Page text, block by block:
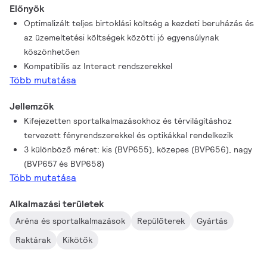
például logisztikai csomópontok, kültéri parkolók és
raktározási területek megvilágítására optimalizáltuk. Az
innovatív kialakítási megközelítés lehetővé teszi a különböző
csatlakoztatási opciók elérhetőségét, mint például a
fényárvilágításba teljesen integrált SR aljzat és a tartóelemen
lévő több érzékelő meglétét. A termékcsalád kompatibilis az
Előnyök
Optimalizált teljes birtoklási költség a kezdeti beruházás és
az üzemeltetési költségek közötti jó egyensúlynak
köszönhetően
Kompatibilis az Interact rendszerekkel
Több mutatása
Jellemzők
Kifejezetten sportalkalmazásokhoz és térvilágításhoz
tervezett fényrendszerekkel és optikákkal rendelkezik
3 különböző méret: kis (BVP655), közepes (BVP656), nagy
(BVP657 és BVP658)
Több mutatása
Alkalmazási területek
Aréna és sportalkalmazások Repülőterek
Gyártás
Raktárak
Kikötők